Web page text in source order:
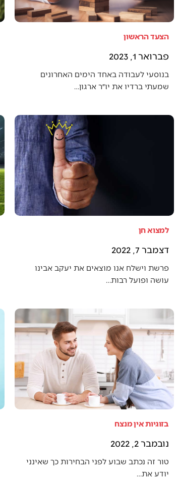
הצעד הראשון
פברואר 1, 2023
בנוסעי לעבודה באחד הימים האחרונים
שמעתי ברדיו את יו״ר ארגון…
למצוא חן
דצמבר 7, 2022
פרשת וישלח אנו מוצאים את יעקב אבינו
עושה ופועל רבות…
בזוגיות אין מנצח
נובמבר 2, 2022
טור זה נכתב שבוע לפני הבחירות כך שאינני
יודע את…